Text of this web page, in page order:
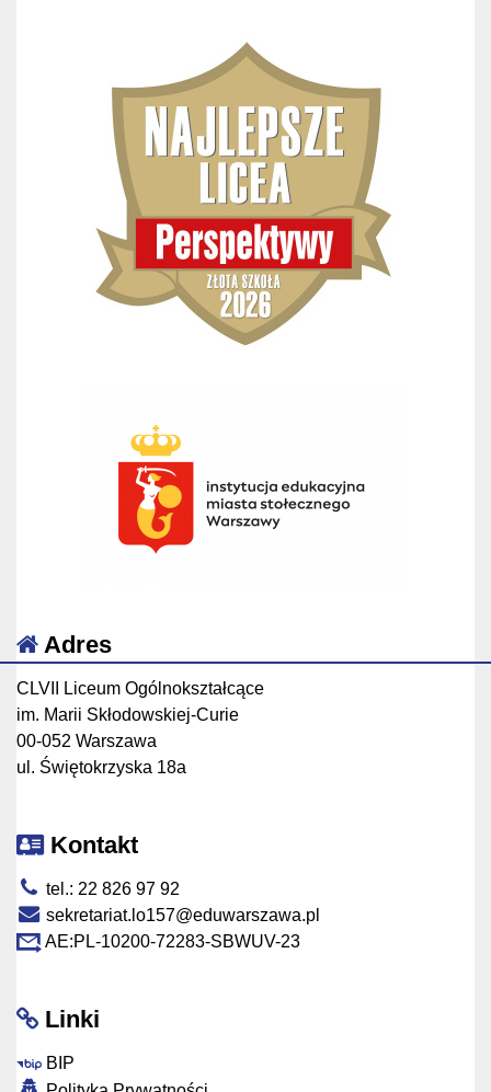
Adres
CLVII Liceum Ogólnokształcące
im. Marii Skłodowskiej-Curie
00-052 Warszawa
ul. Świętokrzyska 18a
Kontakt
tel.: 22 826 97 92
sekretariat.lo157@eduwarszawa.pl
AE:PL-10200-72283-SBWUV-23
Linki
BIP